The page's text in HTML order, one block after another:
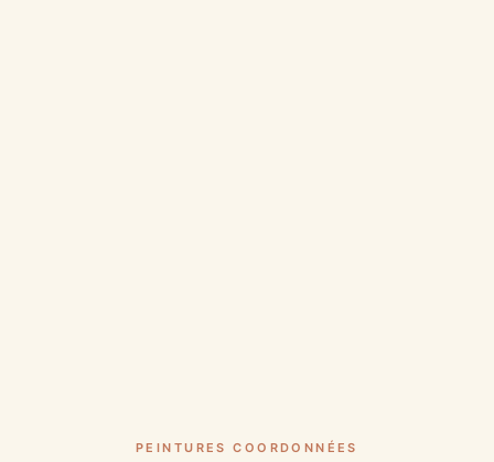
PEINTURES COORDONNÉES